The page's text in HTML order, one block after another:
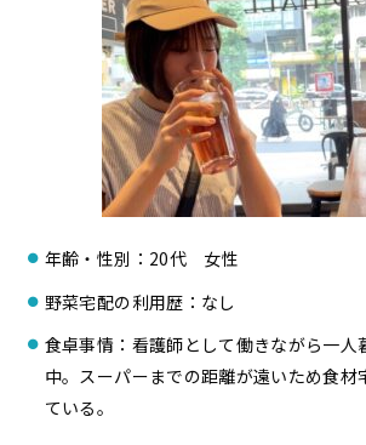
年齢・性別：20代 女性
野菜宅配の利用歴：なし
食卓事情：看護師として働きながら一人
中。スーパーまでの距離が遠いため食材
ている。